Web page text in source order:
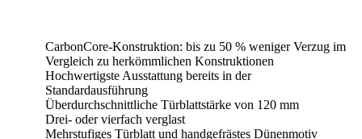
CarbonCore-Konstruktion: bis zu 50 % weniger Verzug im
Vergleich zu herkömmlichen Konstruktionen
Hochwertigste Ausstattung bereits in der
Standardausführung
Überdurchschnittliche Türblattstärke von 120 mm
Drei- oder vierfach verglast
Mehrstufiges Türblatt und handgefrästes Dünenmotiv